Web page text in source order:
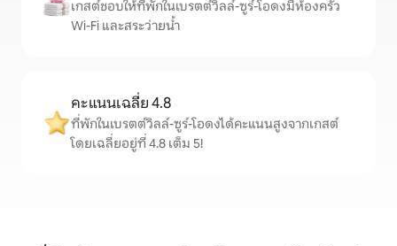
เกสต์ชอบให้ที่พักในเบรตต์วิลล์-ซูร์-โอดงมีห้องครัว
Wi-Fi และสระว่ายน้ำ
คะแนนเฉลี่ย 4.8
ที่พักในเบรตต์วิลล์-ซูร์-โอดงได้คะแนนสูงจากเกสต์
โดยเฉลี่ยอยู่ที่ 4.8 เต็ม 5!